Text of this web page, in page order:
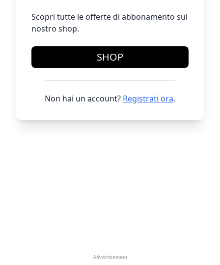
Scopri tutte le offerte di abbonamento sul
nostro shop.
SHOP
Non hai un account? Registrati ora.